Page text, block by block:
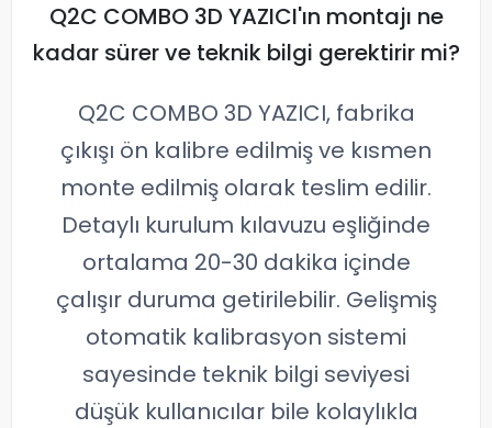
Q2C COMBO 3D YAZICI'ın montajı ne
kadar sürer ve teknik bilgi gerektirir mi?
Q2C COMBO 3D YAZICI, fabrika
çıkışı ön kalibre edilmiş ve kısmen
monte edilmiş olarak teslim edilir.
Detaylı kurulum kılavuzu eşliğinde
ortalama 20-30 dakika içinde
çalışır duruma getirilebilir. Gelişmiş
otomatik kalibrasyon sistemi
sayesinde teknik bilgi seviyesi
düşük kullanıcılar bile kolaylıkla